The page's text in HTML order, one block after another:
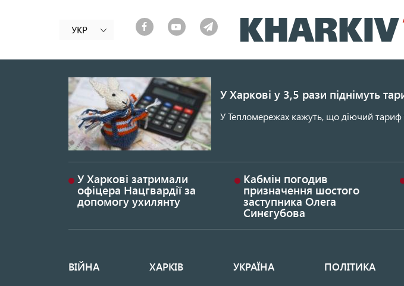
УКР
У Харкові у 3,5 рази піднімуть
У Тепломережах кажуть, що діючий тариф
У Харкові затримали
офіцера Нацгвардії за
допомогу ухилянту
Кабмін погодив
призначення шостого
заступника Олега
Синєгубова
Основная
ВІЙНА ХАРКІВ УКРАЇНА ПОЛІТИКА